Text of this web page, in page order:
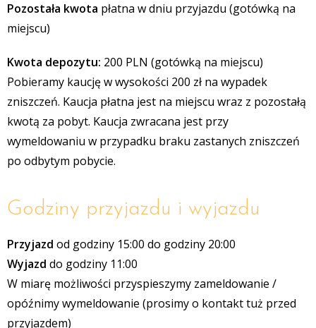
Pozostała kwota płatna w dniu przyjazdu (gotówką na
miejscu)
Kwota depozytu: 200 PLN (gotówką na miejscu)
Pobieramy kaucję w wysokości 200 zł na wypadek
zniszczeń. Kaucja płatna jest na miejscu wraz z pozostałą
kwotą za pobyt. Kaucja zwracana jest przy
wymeldowaniu w przypadku braku zastanych zniszczeń
po odbytym pobycie.
Godziny przyjazdu i wyjazdu
Przyjazd od godziny 15:00 do godziny 20:00
Wyjazd do godziny 11:00
W miarę możliwości przyspieszymy zameldowanie /
opóźnimy wymeldowanie (prosimy o kontakt tuż przed
przyjazdem)